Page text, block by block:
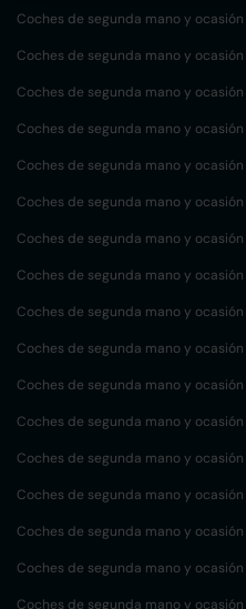
Coches de segunda mano y ocasión
Coches de segunda mano y ocasión
Coches de segunda mano y ocasión
Coches de segunda mano y ocasión
Coches de segunda mano y ocasión
Coches de segunda mano y ocasión
Coches de segunda mano y ocasión
Coches de segunda mano y ocasión
Coches de segunda mano y ocasión
Coches de segunda mano y ocasión
Coches de segunda mano y ocasión
Coches de segunda mano y ocasión
Coches de segunda mano y ocasión
Coches de segunda mano y ocasión
Coches de segunda mano y ocasión
Coches de segunda mano y ocasión
Coches de segunda mano y ocasión